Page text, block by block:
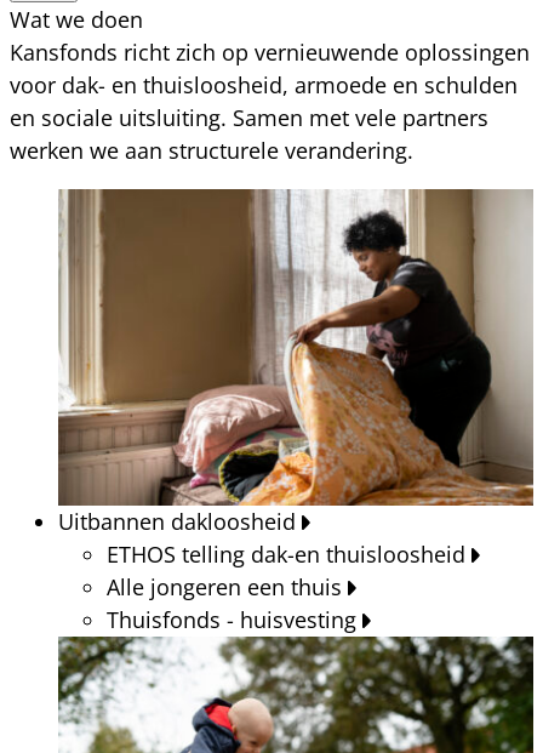
Wat we doen
Kansfonds richt zich op vernieuwende oplossingen
voor dak- en thuisloosheid, armoede en schulden
en sociale uitsluiting. Samen met vele partners
werken we aan structurele verandering.
Uitbannen dakloosheid
ETHOS telling dak-en thuisloosheid
Alle jongeren een thuis
Thuisfonds - huisvesting